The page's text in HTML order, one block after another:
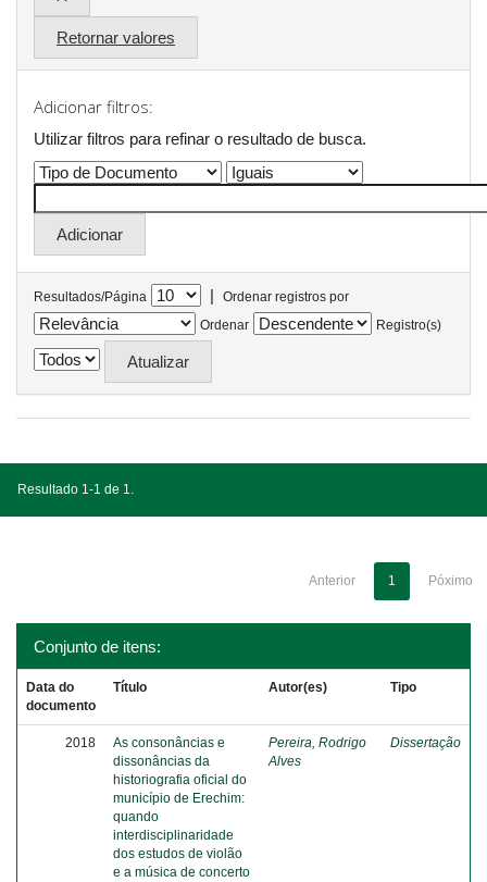
Retornar valores
Adicionar filtros:
Utilizar filtros para refinar o resultado de busca.
Resultados/Página |
Ordenar registros por
Ordenar
Registro(s)
Resultado 1-1 de 1.
Anterior 1 Póximo
Conjunto de itens:
Data do
documento
Título Autor(es) Tipo
2018
As consonâncias e
dissonâncias da
historiografia oficial do
município de Erechim:
quando
interdisciplinaridade
dos estudos de violão
e a música de concerto
Pereira, Rodrigo
Alves
Dissertação